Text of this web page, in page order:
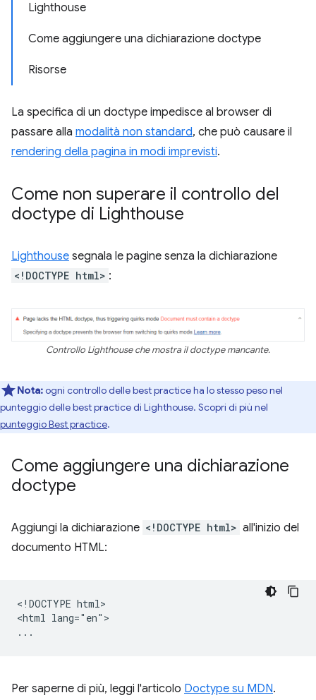
Lighthouse
Come aggiungere una dichiarazione doctype
Risorse
La specifica di un doctype impedisce al browser di
passare alla modalità non standard, che può causare il
rendering della pagina in modi imprevisti.
Come non superare il controllo del
doctype di Lighthouse
Lighthouse segnala le pagine senza la dichiarazione
<!DOCTYPE html> :
Controllo Lighthouse che mostra il doctype mancante.
Nota:ogni controllo delle best practice ha lo stesso peso nel
punteggio delle best practice di Lighthouse. Scopri di più nel
punteggio Best practice.
Come aggiungere una dichiarazione
doctype
Aggiungi la dichiarazione <!DOCTYPE html> all'inizio del
documento HTML:
<!DOCTYPE html>
<html lang="en">
Per saperne di più, leggi l'articolo Doctype su MDN.